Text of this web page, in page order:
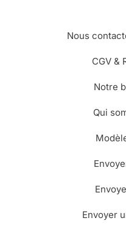
Nous
CGV &
Notre
Qui
Envoyer